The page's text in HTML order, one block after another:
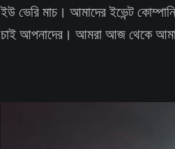
ইউ ভেরি মাচ। আমাদের ইভেন্ট
চাই আপনাদের। আমরা আজ থেকে